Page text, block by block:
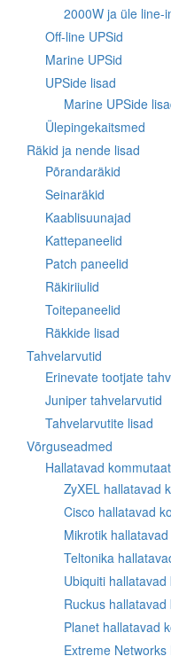
2000W ja üle line-
Off-line UPSid
Marine UPSid
UPSide lisad
Marine UPSide
Ülepingekaitsmed
Räkid ja nende lisad
Põrandaräkid
Seinaräkid
Kaablisuunajad
Kattepaneelid
Patch paneelid
Räkiriiulid
Toitepaneelid
Räkkide lisad
Tahvelarvutid
Erinevate tootjate
Juniper tahvelarvutid
Tahvelarvutite lisad
Võrguseadmed
Hallatavad
ZyXEL hallatavad
Cisco hallatavad
Mikrotik
Teltonika
Ubiquiti
Ruckus
Planet hallatavad
Extreme